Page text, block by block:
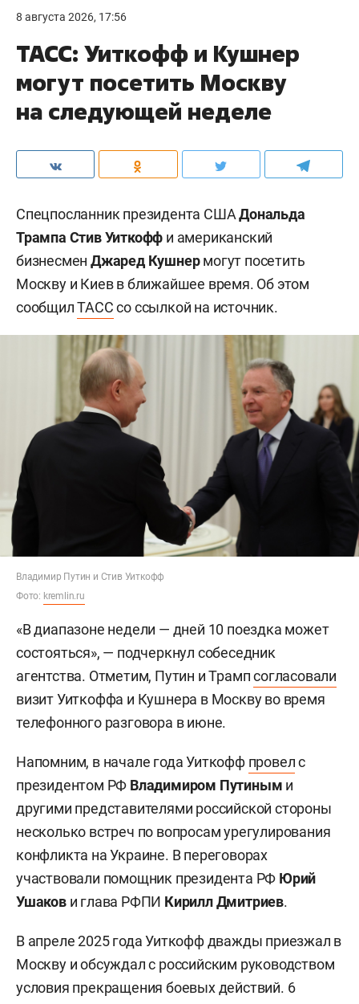
8 августа 2026, 17:56
ТАСС: Уиткофф и Кушнер
могут посетить Москву
на следующей неделе
Спецпосланник президента СШАДональда
Трампа Стив Уиткофф и американский
бизнесменДжаред Кушнермогут посетить
Москву и Киев в ближайшее время. Об этом
сообщилТАССсо ссылкой на источник.
Владимир Путин и Стив Уиткофф
Фото: kremlin.ru
«В диапазоне недели — дней 10 поездка может
состояться», — подчеркнул собеседник
агентства. Отметим, Путин и Трампсогласовали
визит Уиткоффа и Кушнера в Москву во время
телефонного разговора в июне.
Напомним, в начале года Уиткофф провелс
президентом РФ Владимиром Путиным и
другими представителями российской стороны
несколько встреч по вопросам урегулирования
конфликта на Украине. В переговорах
участвовали помощник президента РФ Юрий
Ушакови глава РФПИ Кирилл Дмитриев.
В апреле 2025 года Уиткофф дважды приезжал в
Москву и обсуждал с российским руководством
условия прекращения боевых действий. 6